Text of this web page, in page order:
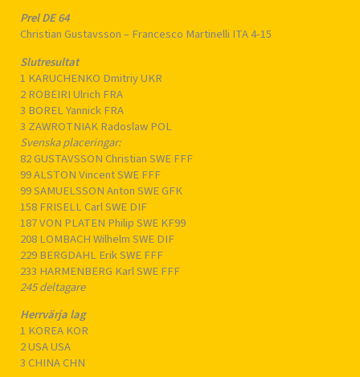
Prel DE 64
Christian Gustavsson – Francesco Martinelli ITA 4-15
Slutresultat
1 KARUCHENKO Dmitriy UKR
2 ROBEIRI Ulrich FRA
3 BOREL Yannick FRA
3 ZAWROTNIAK Radoslaw POL
Svenska placeringar:
82 GUSTAVSSON Christian SWE FFF
99 ALSTON Vincent SWE FFF
99 SAMUELSSON Anton SWE GFK
158 FRISELL Carl SWE DIF
187 VON PLATEN Philip SWE KF99
208 LOMBACH Wilhelm SWE DIF
229 BERGDAHL Erik SWE FFF
233 HARMENBERG Karl SWE FFF
245 deltagare
Herrvärja lag
1 KOREA KOR
2 USA USA
3 CHINA CHN